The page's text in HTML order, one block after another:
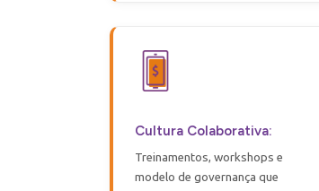
Cultura Colaborativa:
Treinamentos, workshops e
modelo de governança que